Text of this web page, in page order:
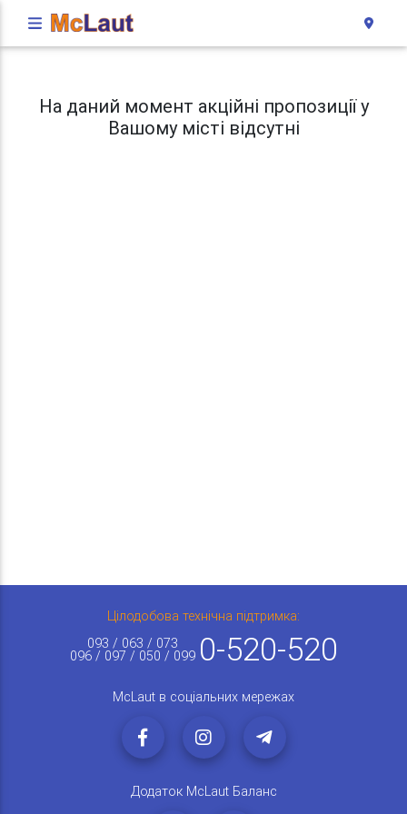
На даний момент акційні пропозиції у
Вашому місті відсутні
Цілодобова технічна підтримка:
093 / 063 / 073
096 / 097 / 050 / 099 0-520-520
McLaut в соціальних мережах
Додаток McLaut Баланс